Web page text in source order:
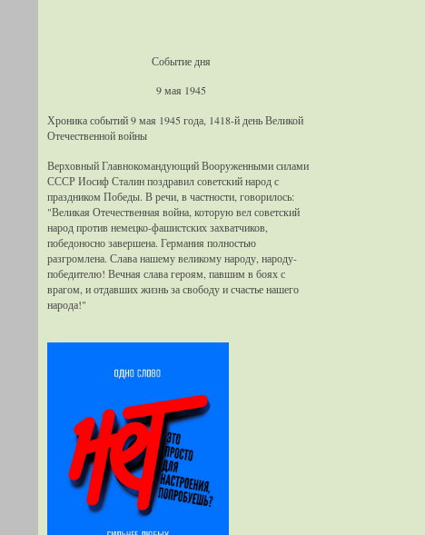
Событие дня
9 мая 1945
Хроника событий 9 мая 1945 года, 1418-й день Великой
Отечественной войны
Верховный Главнокомандующий Вооруженными силами
СССР Иосиф Сталин поздравил советский народ с
праздником Победы. В речи, в частности, говорилось:
"Великая Отечественная война, которую вел советский
народ против немецко-фашистских захватчиков,
победоносно завершена. Германия полностью
разгромлена. Слава нашему великому народу, народу-
победителю! Вечная слава героям, павшим в боях с
врагом, и отдавших жизнь за свободу и счастье нашего
народа!"